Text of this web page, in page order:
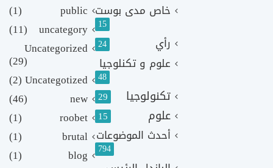
خاص مدى بوست
15
رأي 24
علوم و تكنلوجيا
48
تكنولوجيا 29
علوم 15
أحدث الموضوعات
794
public
(1)
uncategory
(11)
Uncategorized
(29)
Uncategotized
(2)
new
(46)
roobet
(1)
brutal
(1)
blog
(1)